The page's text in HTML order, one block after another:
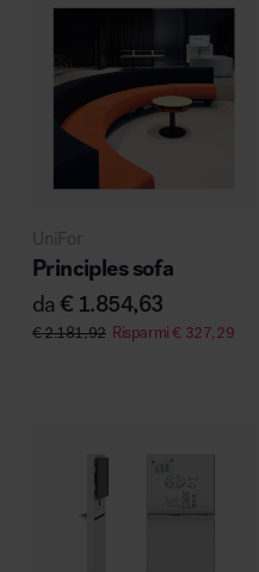
UniFor
Principles sofa
da€ 1.854,63
€2.181,92 Risparmi€327,29